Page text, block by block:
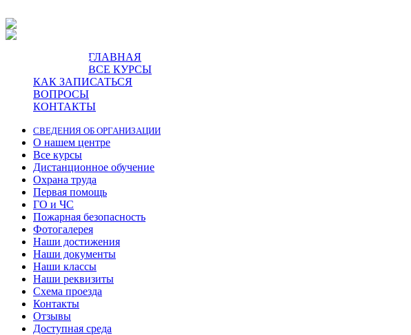
пр-т Ленина, 5.ГЛАВНАЯ
ВСЕ КУРСЫ
КАК ЗАПИСАТЬСЯ
ВОПРОСЫ
КОНТАКТЫ
СВЕДЕНИЯ ОБ ОРГАНИЗАЦИИ
О нашем центре
Все курсы
Дистанционное обучение
Охрана труда
Первая помощь
ГО и ЧС
Пожарная безопасность
Фотогалерея
Наши достижения
Наши документы
Наши классы
Наши реквизиты
Схема проезда
Контакты
Отзывы
Доступная среда